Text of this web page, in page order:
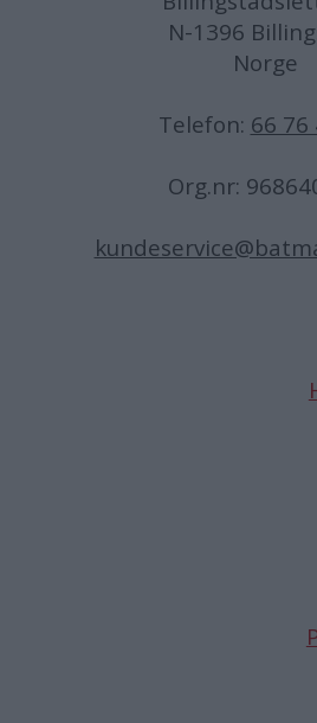
N-1396
Norge
Telefon: 66 76
Org.nr: